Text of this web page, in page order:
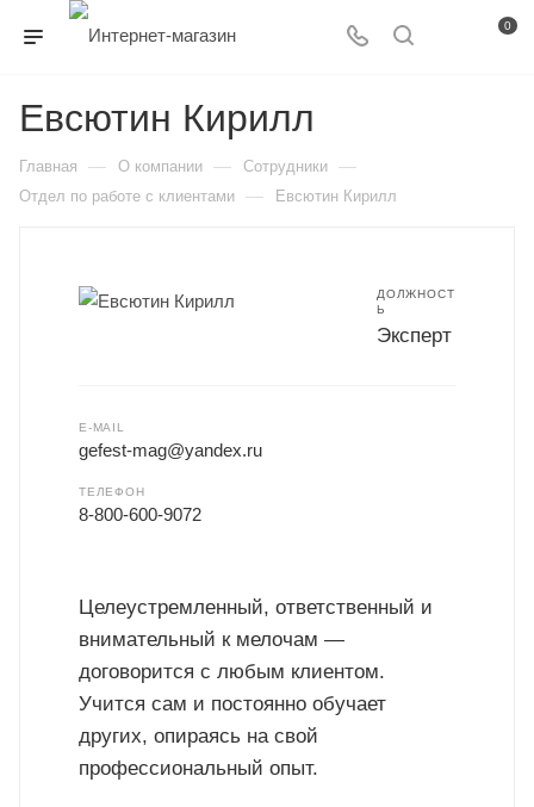
0
Евсютин Кирилл
Главная — О компании — Сотрудники —
Отдел по работе с клиентами — Евсютин Кирилл
ДОЛЖНОСТ
Ь
Эксперт
E-MAIL
gefest-mag@yandex.ru
ТЕЛЕФОН
8-800-600-9072
Целеустремленный, ответственный и
внимательный к мелочам —
договорится с любым клиентом.
Учится сам и постоянно обучает
других, опираясь на свой
профессиональный опыт.